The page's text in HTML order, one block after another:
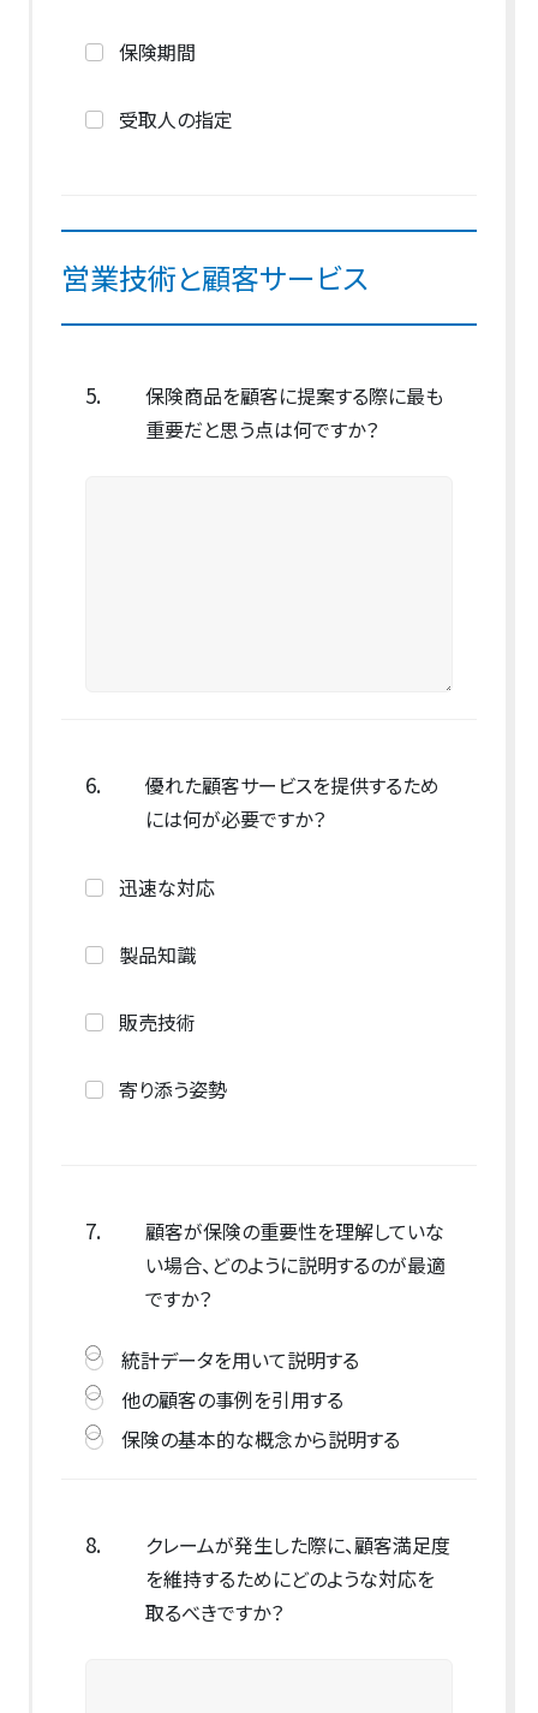
保険期間
受取人の指定
営業技術と顧客サービス
5.
保険商品を顧客に提案する際に最も
重要だと思う点は何ですか？
6.
優れた顧客サービスを提供するため
には何が必要ですか？
迅速な対応
製品知識
販売技術
寄り添う姿勢
7.
顧客が保険の重要性を理解していな
い場合、どのように説明するのが最適
ですか？
統計データを用いて説明する
他の顧客の事例を引用する
保険の基本的な概念から説明する
8.
クレームが発生した際に、顧客満足度
を維持するためにどのような対応を
取るべきですか？